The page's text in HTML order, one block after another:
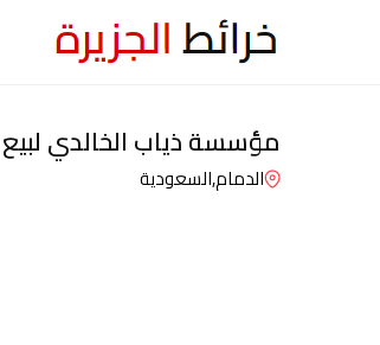
مؤسسة ذياب الخالدي لبيع
الدمام,السعودية